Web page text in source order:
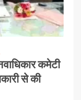
कमेटी
से की